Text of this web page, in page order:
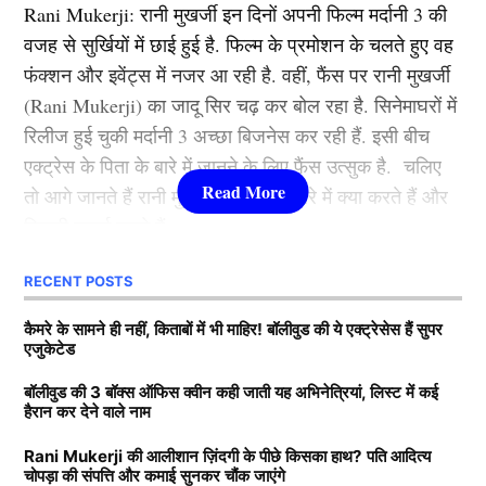
आईपीएल 2025 के लिए DC की स्क्वाड –
Delhi Capitals
अक्षर पटेल, कुलदीप यादव, अभिषेक पोरेल, केएल राहुल, ट्रिस्टन
स्टब्स, मिचेल स्टार्क, हैरी ब्रूक, जेक फ्रेजर-मैकगर्क, टी.
2012 से की थी. इस फिल्म के बाद उन्होंने ऐसी उड़ान भरी की
कभी रूकी ही नहीं. गंगुबाई, आर आर आर, राजी, ब्रह्मास्त्र जैसी
फिल्मों से आलिया भट्ट बॉलीवुड की क्वीन बन बैठी. माना जाता है
कि जिस भी फिल्म से आलिया भट्टा का नाम जुड़ता है उसका हिट
होना तय है.
3.श्रद्धा कपूर ( Shraddha Kapoor )
लिस्ट में तीसरे नंबर पर शक्ति कपूर की बेटी श्रद्धा कपूर मौजूद है.
उन्होंने कई हिट फिल्में की है. खूबसूरती के साथ फैंस श्रद्धा को
उनकी एक्टिंग की वजह से भी काफी पसंद करते हैं. उनकी
मासूमियत और सादगी सभी को पसंद आती है. वहीं, श्रद्धा ने अपने
करियर की शुरूआत 2010 में ‘तीन पत्ती’ (Teen Patti) फ़िल्म से
की थी. हालांकि, उनकी यह फिल्म बॉक्स ऑफिस पर कुछ खास
कमाई नहीं कर पाई. वहीं, साल 2013 में आई रोमांटिक फिल्म
Rani Mukerji: रानी मुखर्जी इन दिनों अपनी फिल्म मर्दानी 3 की
वजह से सुर्खियों में छाई हुई है. फिल्म के प्रमोशन के चलते हुए वह
फंक्शन और इवेंट्स में नजर आ रही है. वहीं, फैंस पर रानी मुखर्जी
(Rani Mukerji) का जादू सिर चढ़ कर बोल रहा है. सिनेमाघरों में
रिलीज हुई चुकी मर्दानी 3 अच्छा बिजनेस कर रही हैं. इसी बीच
एक्ट्रेस के पिता के बारे में जानने के लिए फैंस उत्सुक है. चलिए
तो आगे जानते हैं रानी मुखर्जी के पिता के बारे में क्या करते हैं और
Rani Mukerji के पति के पास कितनी
संपत्ति?
बता दें कि रानी मुखर्जी (Rani Mukerji) के पति का नाम आदित्य
चोपड़ा है. वह करोड़ों की संपत्ति के मालिक हैं. मीडिया रिपोर्ट्स का
दावा है कि आदित्य के पास 7200-7500 करोड़ की संपत्ति है. रानी
RECENT POSTS
कैमरे के सामने ही नहीं, किताबों में भी माहिर! बॉलीवुड की ये एक्ट्रेसेस हैं सुपर
एजुकेटेड
बॉलीवुड की 3 बॉक्स ऑफिस क्वीन कही जाती यह अभिनेत्रियां, लिस्ट में कई
हैरान कर देने वाले नाम
Rani Mukerji की आलीशान ज़िंदगी के पीछे किसका हाथ? पति आदित्य
चोपड़ा की संपत्ति और कमाई सुनकर चौंक जाएंगे